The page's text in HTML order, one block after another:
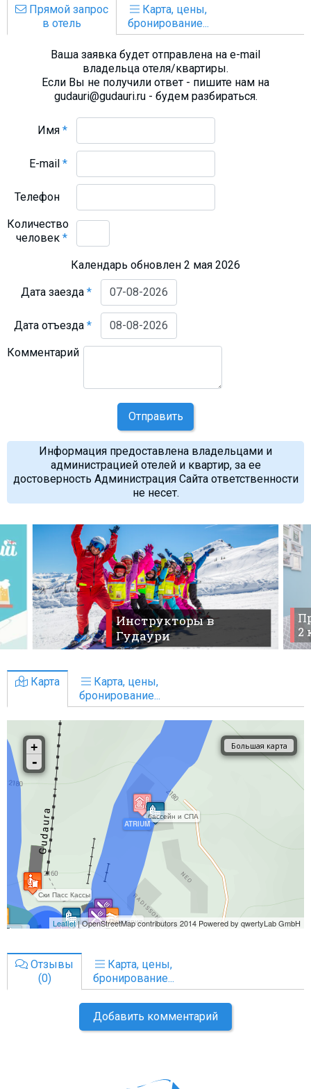
Прямой запрос
в отель
Карта, цены,
бронирование...
Ваша заявка будет отправлена на e-mail
владельца отеля/квартиры.
Если Вы не получили ответ - пишите нам на
gudauri@gudauri.ru - будем разбираться.
Имя*
E-mail*
Телефон
Количество
человек*
Календарь обновлен 2 мая 2026
Дата заезда*
Дата отъезда*
Комментарий
Отправить
Информация предоставлена владельцами и
администрацией отелей и квартир, за ее
достоверность Администрация Сайта ответственности
не несет.
Инструкторы в
Гудаури
2
Карта
Карта, цены,
бронирование...
Отзывы
(0)
Карта, цены,
бронирование...
Добавить комментарий